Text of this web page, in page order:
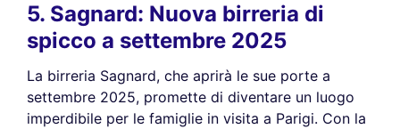
5. Sagnard: Nuova birreria di
spicco a settembre 2025
La birreria Sagnard, che aprirà le sue porte a
settembre 2025, promette di diventare un luogo
imperdibile per le famiglie in visita a Parigi. Con la